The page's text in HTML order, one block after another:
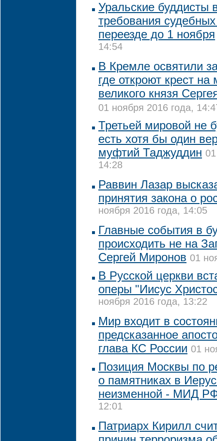
Уральские буддисты
требования
переезде до 1 ноября
14:54
В Кремле освятили
где откроют крест на
великого князя
01 ноября 2016 года,
Третьей мировой не
есть хотя бы один
муфтий Таджуддин
14:28
Раввин Лазар
принятия закона о
ноября 2016 года, 14:05
Главные события в
происходить не на
Сергей Миронов 01
В Русской церкви
оперы "Иисус
ноября 2016 года, 13:22
Мир входит в
предсказанное
глава КС России 01
Позиция Москвы по
о памятниках в
неизменной - МИД
12:01
Патриарх Кирилл